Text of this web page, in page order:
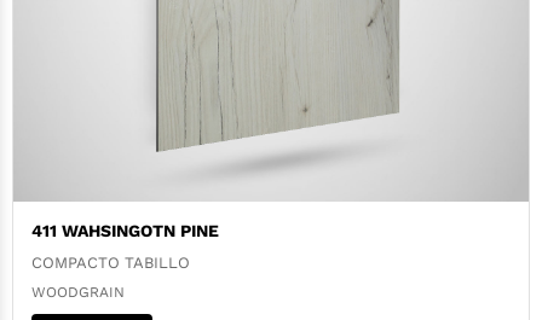
411 WAHSINGOTN PINE
COMPACTO TABILLO
WOODGRAIN